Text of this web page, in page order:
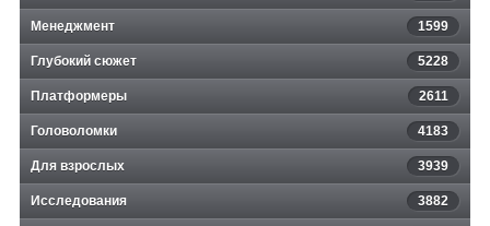
Менеджмент 1599
Глубокий сюжет 5228
Платформеры 2611
Головоломки 4183
Для взрослых 3939
Исследования 3882